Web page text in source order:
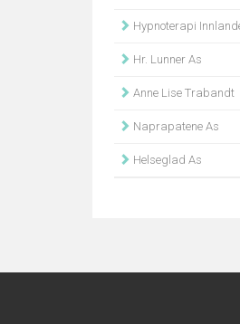
Hypnoterapi
Hr. Lunner As
Anne Lise Trabandt
Naprapatene As
Helseglad As